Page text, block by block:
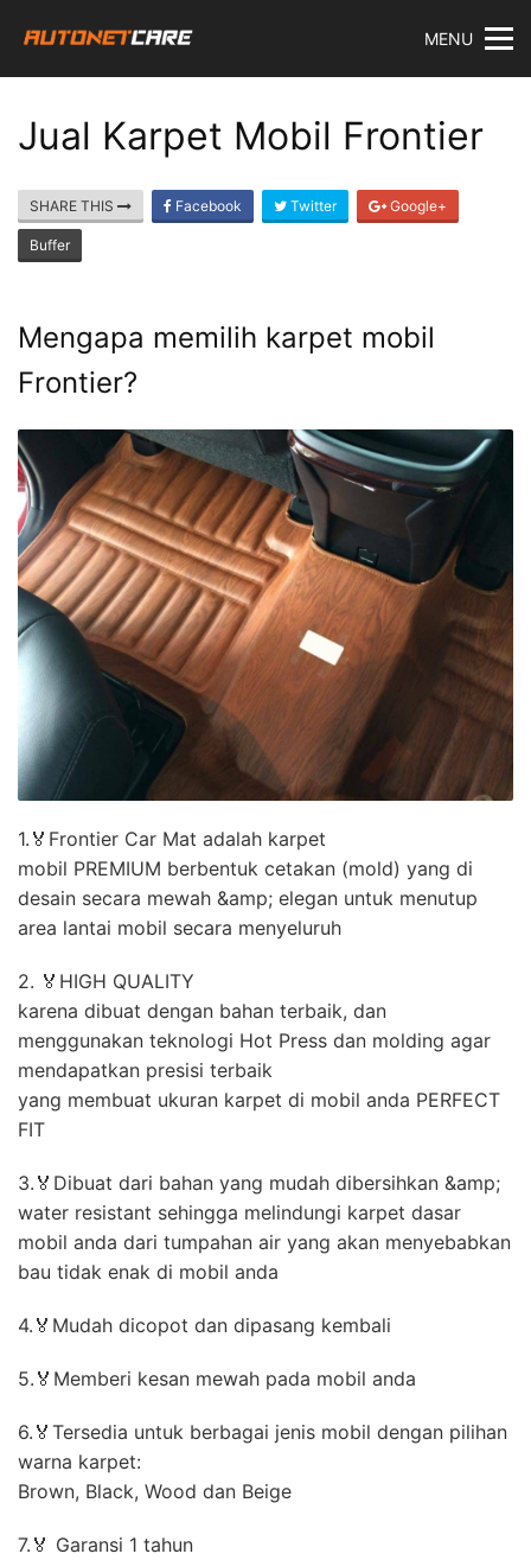
content
MENU
Jual Karpet Mobil Frontier
SHARE THIS Facebook Twitter Google+
Buffer
Mengapa memilih karpet mobil
Frontier?
1.🏅Frontier Car Mat adalah karpet
mobil PREMIUM berbentuk cetakan (mold) yang di
desain secara mewah &amp; elegan untuk menutup
area lantai mobil secara menyeluruh
2. 🏅HIGH QUALITY
karena dibuat dengan bahan terbaik, dan
menggunakan teknologi Hot Press dan molding agar
mendapatkan presisi terbaik
yang membuat ukuran karpet di mobil anda PERFECT
FIT
3.🏅Dibuat dari bahan yang mudah dibersihkan &amp;
water resistant sehingga melindungi karpet dasar
mobil anda dari tumpahan air yang akan menyebabkan
bau tidak enak di mobil anda
4.🏅Mudah dicopot dan dipasang kembali
5.🏅Memberi kesan mewah pada mobil anda
6.🏅Tersedia untuk berbagai jenis mobil dengan pilihan
warna karpet:
Brown, Black, Wood dan Beige
7.🏅 Garansi 1 tahun